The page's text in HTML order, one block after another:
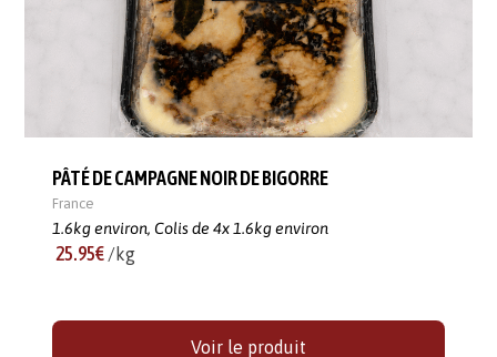
PÂTÉ DE CAMPAGNE NOIR DE BIGORRE
France
1.6kg environ, Colis de 4x 1.6kg environ
25.95€ /kg
Voir le produit